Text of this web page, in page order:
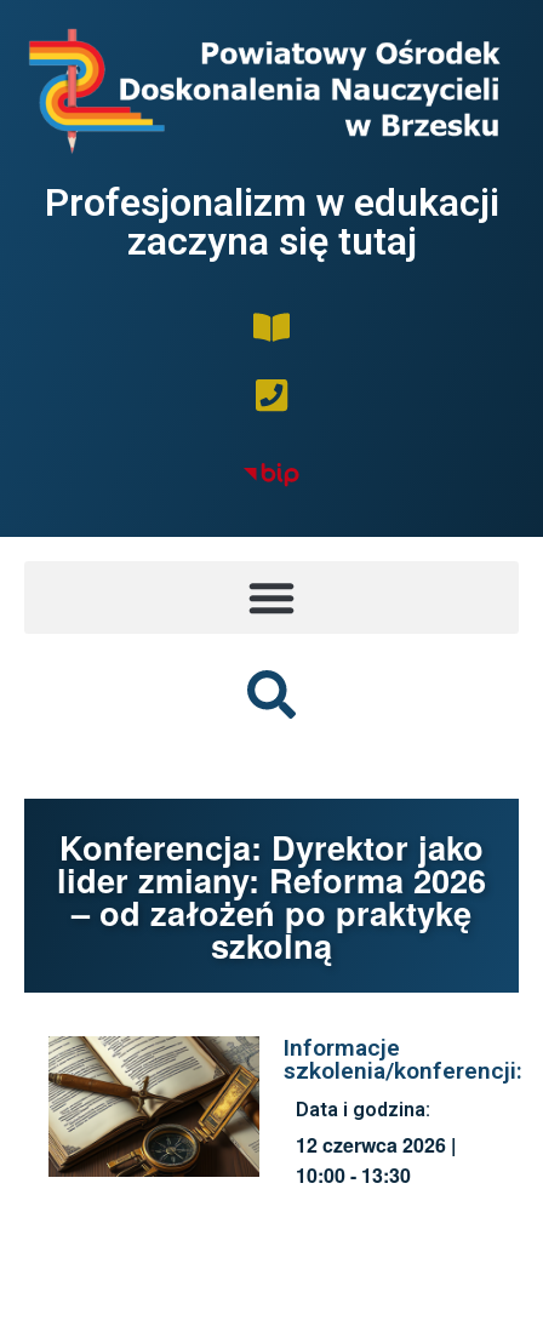
Profesjonalizm w edukacji
zaczyna się tutaj
Konferencja: Dyrektor jako
lider zmiany: Reforma 2026
– od założeń po praktykę
szkolną
Informacje
szkolenia/konferencji:
Data i godzina:
12 czerwca 2026 |
10:00- 13:30